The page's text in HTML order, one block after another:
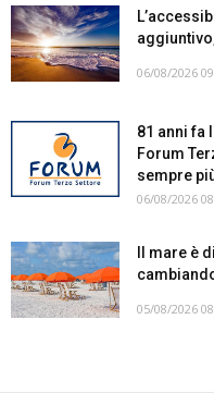
06/08/2026
81 anni fa
Forum
sempre
06/08/2026
Il mare è
05/08/2026